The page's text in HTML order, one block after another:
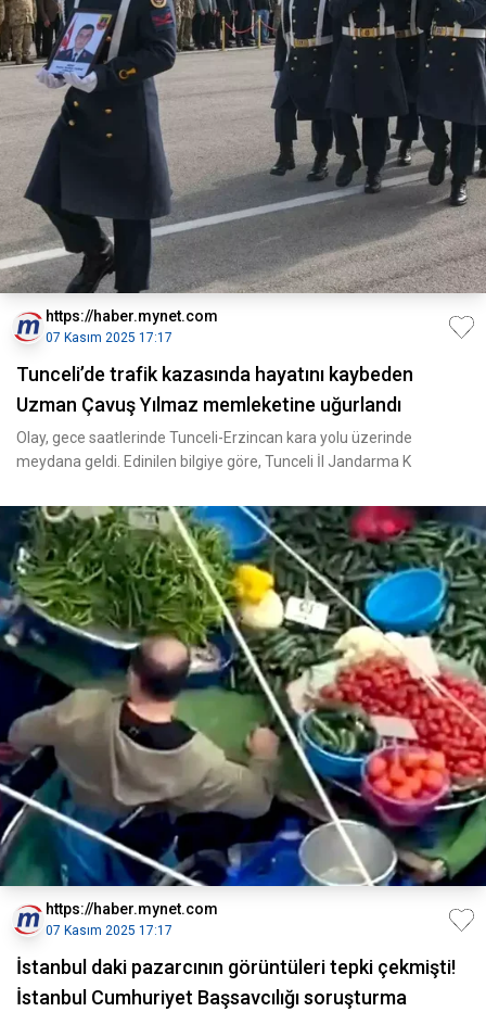
https://haber.mynet.com
07 Kasım 2025 17:17
Tunceli’de trafik kazasında hayatını kaybeden
Uzman Çavuş Yılmaz memleketine uğurlandı
Olay, gece saatlerinde Tunceli-Erzincan kara yolu üzerinde
meydana geldi. Edinilen bilgiye göre, Tunceli İl Jandarma K
https://haber.mynet.com
07 Kasım 2025 17:17
İstanbul daki pazarcının görüntüleri tepki çekmişti!
İstanbul Cumhuriyet Başsavcılığı soruşturma